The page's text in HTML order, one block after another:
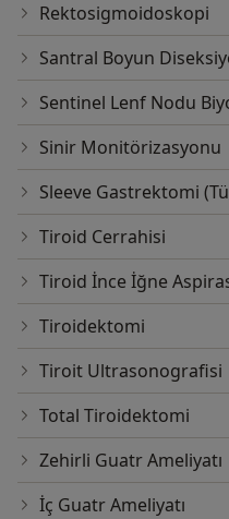
Rektosigmoidoskopi
Santral Boyun
Sentinel Lenf Nodu
Sinir Monitörizasyonu
Sleeve Gastrektomi
Tiroid Cerrahisi
Tiroid İnce İğne
Tiroidektomi
Tiroit Ultrasonografisi
Total Tiroidektomi
Zehirli Guatr Ameliyatı
İç Guatr Ameliyatı